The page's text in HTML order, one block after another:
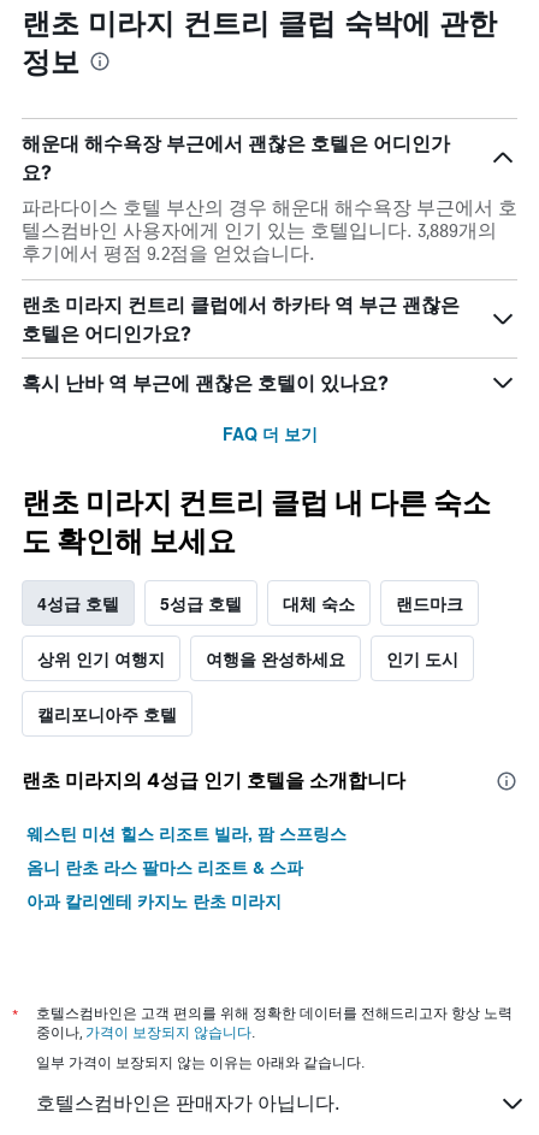
랜초 미라지 컨트리 클럽 숙박에 관한
정보
해운대 해수욕장 부근에서 괜찮은 호텔은 어디인가
요?
파라다이스 호텔 부산의 경우 해운대 해수욕장 부근에서 호
텔스컴바인 사용자에게 인기 있는 호텔입니다. 3,889개의
후기에서 평점 9.2점을 얻었습니다.
랜초 미라지 컨트리 클럽에서 하카타 역 부근 괜찮은
호텔은 어디인가요?
혹시 난바 역 부근에 괜찮은 호텔이 있나요?
FAQ 더 보기
랜초 미라지 컨트리 클럽 내 다른 숙소
도 확인해 보세요
4성급 호텔 5성급 호텔 대체 숙소 랜드마크
상위 인기 여행지 여행을 완성하세요 인기 도시
캘리포니아주 호텔
랜초 미라지​의 4​성급 인기 호텔을 소개합니다
웨스틴 미션 힐스 리조트 빌라, 팜 스프링스
옴니 란초 라스 팔마스 리조트 & 스파
아과 칼리엔테 카지노 란초 미라지
*
호텔스컴바인은 고객 편의를 위해 정확한 데이터를 전해드리고자 항상 노력
중이나, 가격이 보장되지 않습니다.
일부 가격이 보장되지 않는 이유는 아래와 같습니다.
호텔스컴바인은 판매자가 아닙니다.